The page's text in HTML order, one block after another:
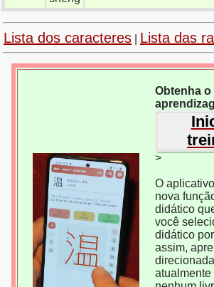
Lista dos caracteres Lista das
Obtenha
>
O
nova
didático
você
didático
assim,